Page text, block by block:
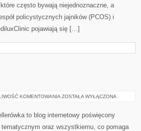
często bywają niejednoznaczne, a
policystycznych jajników (PCOS) i
pojawiają się […]
KOMENTOWANIA KRZEWY
ZOSTAŁA WYŁĄCZONA
to blog internetowy poświęcony
tematycznym oraz wszystkiemu, co pomaga